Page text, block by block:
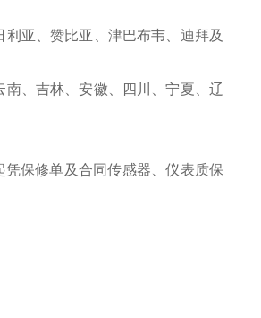
亚、赞比亚、津巴布韦、迪拜及
、吉林、安徽、四川、宁夏、辽
保修单及合同传感器、仪表质保